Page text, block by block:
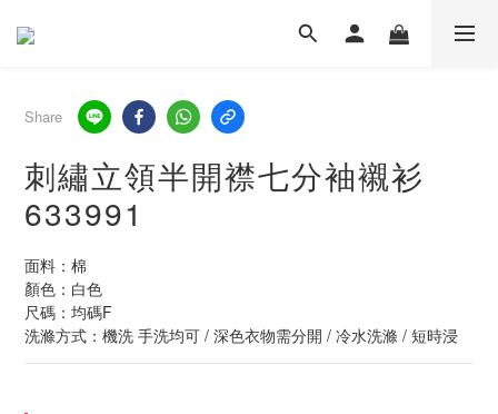
Share
刺繡立領半開襟七分袖襯衫
633991
面料：棉
顏色：白色
尺碼：均碼F
洗滌方式：機洗 手洗均可 / 深色衣物需分開 / 冷水洗滌 / 短時浸